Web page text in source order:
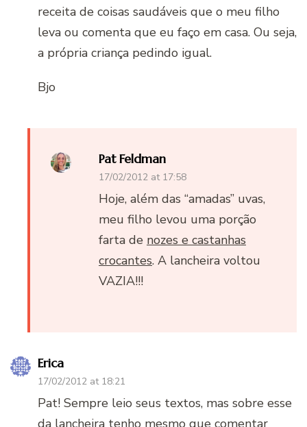
receita de coisas saudáveis que o meu filho
leva ou comenta que eu faço em casa. Ou seja,
a própria criança pedindo igual.
Bjo
Pat Feldman
17/02/2012 at 17:58
Hoje, além das “amadas” uvas,
meu filho levou uma porção
farta de nozes e castanhas
crocantes. A lancheira voltou
VAZIA!!!
Erica
17/02/2012 at 18:21
Pat! Sempre leio seus textos, mas sobre esse
da lancheira tenho mesmo que comentar